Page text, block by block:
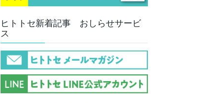
ヒトトセ新着記事 おしらせサービ
ス